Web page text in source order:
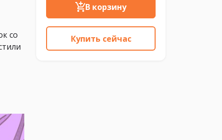
со
В корзину
Купить сейчас